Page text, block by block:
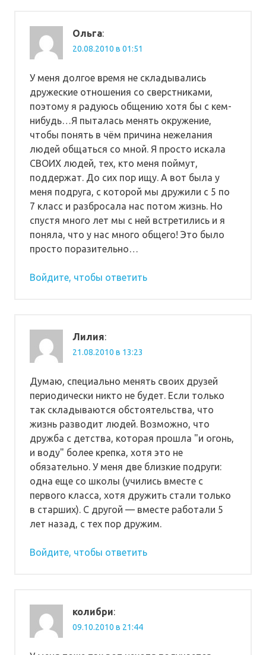
Ольга:
20.08.2010 в 01:51
У меня долгое время не складывались
дружеские отношения со сверстниками,
поэтому я радуюсь общению хотя бы с кем-
нибудь…Я пыталась менять окружение,
чтобы понять в чём причина нежелания
людей общаться со мной. Я просто искала
СВОИХ людей, тех, кто меня поймут,
поддержат. До сих пор ищу. А вот была у
меня подруга, с которой мы дружили с 5 по
7 класс и разбросала нас потом жизнь. Но
спустя много лет мы с ней встретились и я
поняла, что у нас много общего! Это было
просто поразительно…
Войдите, чтобы ответить
Лилия:
21.08.2010 в 13:23
Думаю, специально менять своих друзей
периодически никто не будет. Если только
так складываются обстоятельства, что
жизнь разводит людей. Возможно, что
дружба с детства, которая прошла "и огонь,
и воду" более крепка, хотя это не
обязательно. У меня две близкие подруги:
одна еще со школы (учились вместе с
первого класса, хотя дружить стали только
в старших). С другой — вместе работали 5
лет назад, с тех пор дружим.
Войдите, чтобы ответить
колибри:
09.10.2010 в 21:44